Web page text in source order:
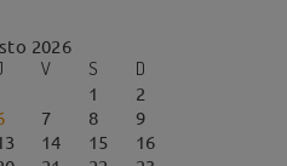
2026
V S
D
1
2
7 8
9
14 15
16